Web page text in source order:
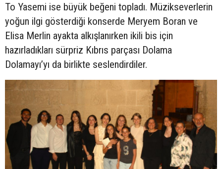
To Yasemi ise büyük beğeni topladı. Müzikseverlerin
yoğun ilgi gösterdiği konserde Meryem Boran ve
Elisa Merlin ayakta alkışlanırken ikili bis için
hazırladıkları sürpriz Kıbrıs parçası Dolama
Dolamayı’yı da birlikte seslendirdiler.